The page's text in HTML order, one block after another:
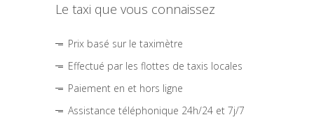
Le taxi que vous connaissez
Prix basé sur le taximètre
Effectué par les flottes de taxis locales
Paiement en et hors ligne
Assistance téléphonique 24h/24 et 7j/7